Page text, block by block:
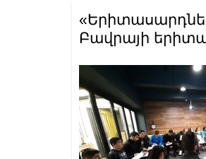
Բավրայի